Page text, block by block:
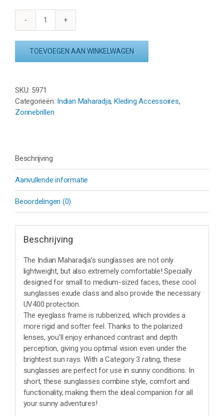
INDIAN
ZONNEBRIL
aantal
TOEVOEGEN AAN WINKELWAGEN
SKU: 5971
Categorieën: Indian Maharadja,Kleding Accessoires,
Zonnebrillen
Beschrijving
Aanvullende informatie
Beoordelingen (0)
Beschrijving
The Indian Maharadja’s sunglasses are not only
lightweight, but also extremely comfortable! Specially
designed for small to medium-sized faces, these cool
sunglasses exude class and also provide the necessary
UV400 protection.
The eyeglass frame is rubberized, which provides a
more rigid and softer feel. Thanks to the polarized
lenses, you’ll enjoy enhanced contrast and depth
perception, giving you optimal vision even under the
brightest sun rays. With a Category 3 rating, these
sunglasses are perfect for use in sunny conditions. In
short, these sunglasses combine style, comfort and
functionality, making them the ideal companion for all
your sunny adventures!